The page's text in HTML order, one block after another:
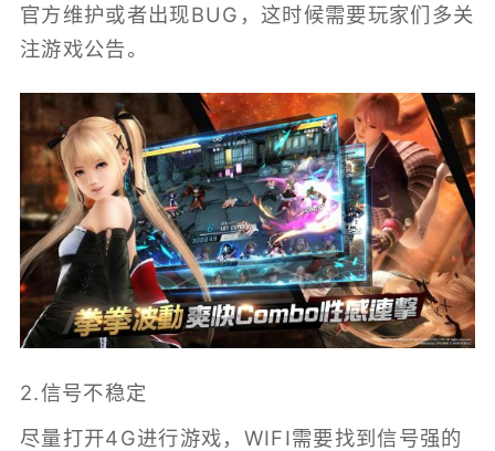
官方维护或者出现BUG，这时候需要玩家们多关
注游戏公告。
2.信号不稳定
尽量打开4G进行游戏，WIFI需要找到信号强的